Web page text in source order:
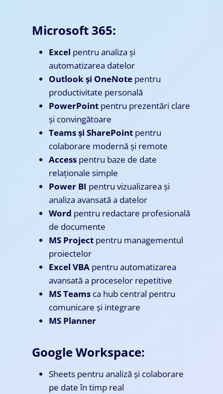
Microsoft 365:
Excel pentru analiza și
automatizarea datelor
Outlook și OneNote pentru
productivitate personală
PowerPoint pentru prezentări clare
și convingătoare
Teams și SharePoint pentru
colaborare modernă și remote
Access pentru baze de date
relaționale simple
Power BI pentru vizualizarea și
analiza avansată a datelor
Word pentru redactare profesională
de documente
MS Project pentru managementul
proiectelor
Excel VBA pentru automatizarea
avansată a proceselor repetitive
MS Teams ca hub central pentru
comunicare și integrare
MS Planner
Google Workspace:
Sheets pentru analiză și colaborare
pe date în timp real